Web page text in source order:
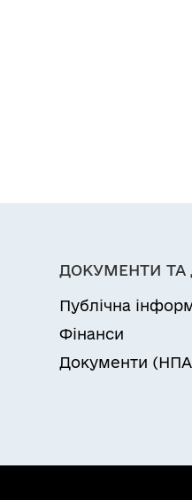
ДОКУМЕНТИ ТА
Публічна
Фінанси
Документи